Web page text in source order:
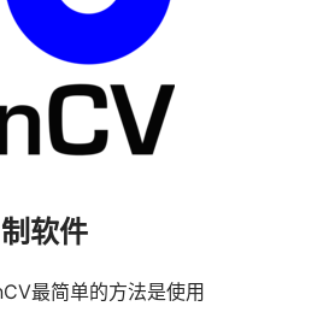
软件
最简单的方法是使用